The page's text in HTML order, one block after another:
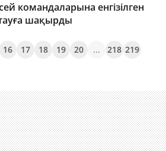
командаларына енгізілген
шақырды
16 17 18 19 20 ... 218 219